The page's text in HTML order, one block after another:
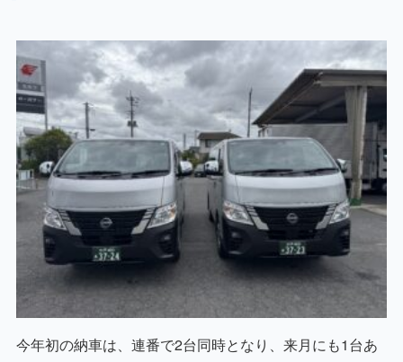
今年初の納車は、連番で2台同時となり、来月にも1台あ